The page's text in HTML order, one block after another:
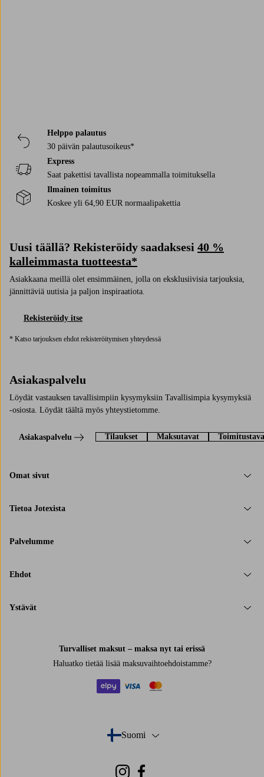
Helppo palautus
30 päivän palautusoikeus*
Express
Saat pakettisi tavallista nopeammalla toimituksella
Ilmainen toimitus
Koskee yli 64,90 EUR normaalipakettia
Uusi täällä? Rekisteröidy saadaksesi 40 %
kalleimmasta tuotteesta*
Asiakkaana meillä olet ensimmäinen, jolla on eksklusiivisia tarjouksia,
jännittäviä uutisia ja paljon inspiraatiota.
Rekisteröidy itse
* Katso tarjouksen ehdot rekisteröitymisen yhteydessä
Asiakaspalvelu
Löydät vastauksen tavallisimpiin kysymyksiin Tavallisimpia kysymyksiä
-osiosta. Löydät täältä myös yhteystietomme.
Asiakaspalvelu Tilaukset Maksutavat
Omat sivut
Tietoa Jotexista
Palvelumme
Ehdot
Ystävät
Turvalliset maksut – maksa nyt tai erissä
Haluatko tietää lisää maksuvaihtoehdoistamme?
Suomi
- Valitse maa